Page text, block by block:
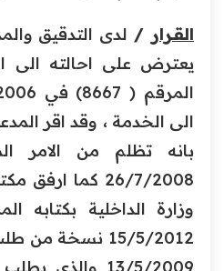
القــرار / لدى التدقيق
يعترض على احالته الى
الى الخدمة ، وقد اقر
بانه تظلم من الامر
26/7/2008 كما
15/5/2012 نسخة